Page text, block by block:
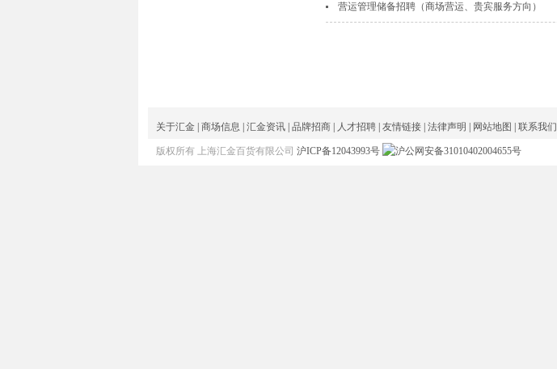
营运管理储备招聘（商场营运、贵宾服务方向）
关于汇金| 商场信息 汇金资讯| 品牌招商| 人才招聘| 友情链接| 法律声明 网站地图 联系我们
版权所有 上海汇金百货有限公司 沪ICP备12043993号 沪公网安备31010402004655号